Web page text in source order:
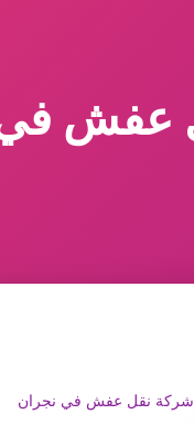
عفش في
شركة نقل عفش في نجران